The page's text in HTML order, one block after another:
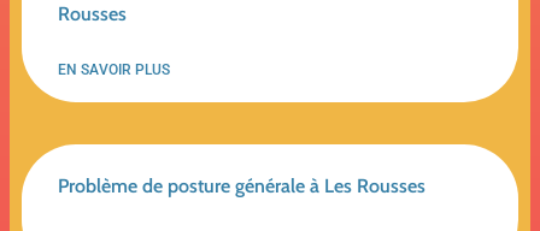
Rousses
EN SAVOIR PLUS
Problème de posture générale à Les Rousses